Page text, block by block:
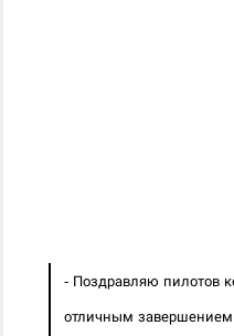
- Поздравляю пилотов
отличным завершением